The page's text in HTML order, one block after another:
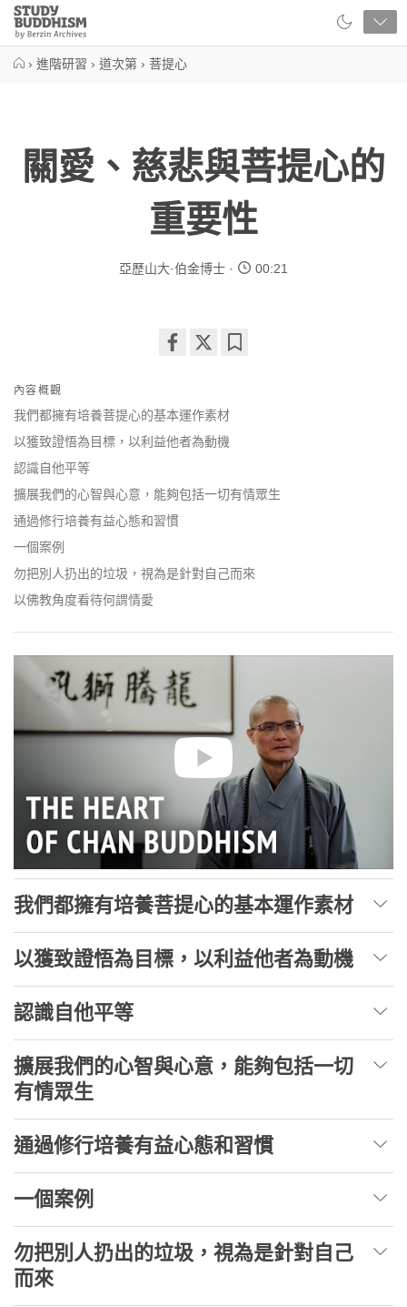
Close
Study
Buddhism
› 進階研習 › 道次第 › 菩提心
關愛、慈悲與菩提心的
重要性
亞歷山大·伯金博士 00:21
facebook
內容概觀
我們都擁有培養菩提心的基本運作素材
以獲致證悟為目標，以利益他者為動機
認識自他平等
擴展我們的心智與心意，能夠包括一切有情眾生
通過修行培養有益心態和習慣
一個案例
勿把別人扔出的垃圾，視為是針對自己而來
以佛教角度看待何謂情愛
我們都擁有培養菩提心的基本運作素材
以獲致證悟為目標，以利益他者為動機
認識自他平等
擴展我們的心智與心意，能夠包括一切
有情眾生
通過修行培養有益心態和習慣
一個案例
勿把別人扔出的垃圾，視為是針對自己
而來